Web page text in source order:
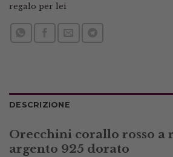
regalo per lei
DESCRIZIONE
Orecchini corallo rosso a
argento 925 dorato